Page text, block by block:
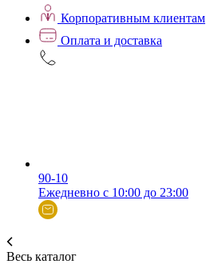
Корпоративным клиентам
Оплата и доставка
90-10
Ежедневно с 10:00 до 23:00
Весь каталог